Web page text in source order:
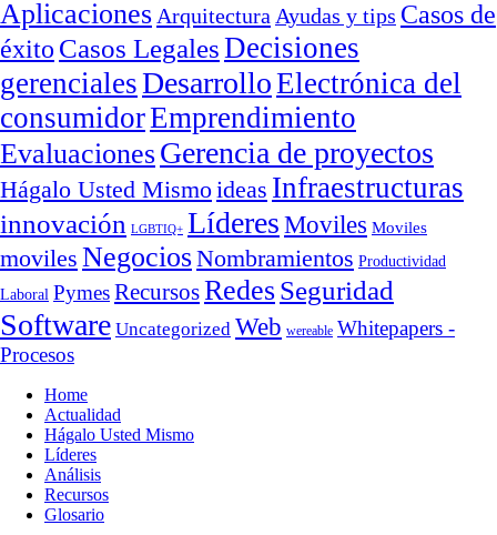
Aplicaciones Arquitectura Ayudas y tips Casos de
éxito Casos LegalesDecisiones
gerencialesDesarrolloElectrónica del
consumidorEmprendimiento
EvaluacionesGerencia de proyectos
Hágalo Usted Mismoideas Infraestructuras
innovación LGBTIQ+ LíderesMoviles Moviles
moviles NegociosNombramientos Productividad
Laboral PymesRecursosRedesSeguridad
Software Uncategorized Web wereable Whitepapers -
Procesos
Home
Actualidad
Hágalo Usted Mismo
Líderes
Análisis
Recursos
Glosario